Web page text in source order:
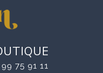
75 91 11